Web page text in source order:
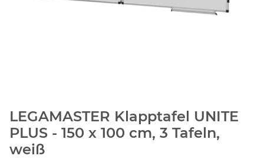
LEGAMASTER Klapptafel UNITE
PLUS - 150 x 100 cm, 3 Tafeln,
weiß